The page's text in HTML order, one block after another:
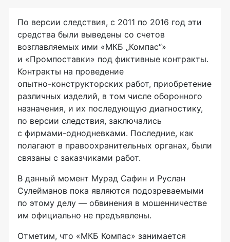
По версии следствия, с 2011 по 2016 год эти
средства были выведены со счетов
возглавляемых ими «МКБ „Компас“»
и «Промпоставки» под фиктивные контракты.
Контракты на проведение
опытно-конструкторских работ, приобретение
различных изделий, в том числе оборонного
назначения, и их последующую диагностику,
по версии следствия, заключались
с фирмами-однодневками. Последние, как
полагают в правоохранительных органах, были
связаны с заказчиками работ.
В данный момент Мурад Сафин и Руслан
Сулейманов пока являются подозреваемыми
по этому делу — обвинения в мошенничестве
им официально не предъявлены.
Отметим, что «МКБ Компас» занимается